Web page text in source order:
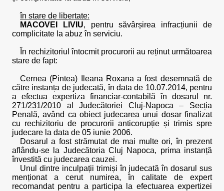
în stare de libertate:
MACOVEI LIVIU, pentru săvârșirea infracțiunii de
complicitate la abuz în serviciu.
În rechizitoriul întocmit procurorii au reținut următoarea
stare de fapt:
Cernea (Pintea) Ileana Roxana a fost desemnată de
către instanța de judecată, în data de 10.07.2014, pentru
a efectua expertiza financiar-contabilă în dosarul nr.
271/231/2010 al Judecătoriei Cluj-Napoca – Secția
Penală, având ca obiect judecarea unui dosar finalizat
cu rechizitoriu de procurorii anticorupție și trimis spre
judecare la data de 05 iunie 2006.
Dosarul a fost strămutat de mai multe ori, în prezent
aflându-se la Judecătoria Cluj Napoca, prima instanță
învestită cu judecarea cauzei.
Unul dintre inculpații trimiși în judecată în dosarul sus
menționat a cerut numirea, în calitate de expert
recomandat pentru a participa la efectuarea expertizei